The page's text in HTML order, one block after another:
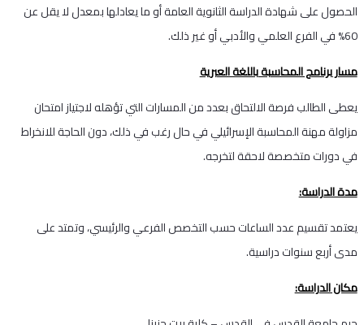
الحصول على شهادة الدراسة الثانوية العامة أو ما يعادلها بمعدل لا يقل عن
60% في الفرع العلمي والأدبي أو غير ذلك.
مسار برنامج المحاسبة باللغة العبرية
يعطى الطالب فرصة الالتحاق بعدد من المسارات التي تؤهله لاجتياز امتحان
مزاولة مهنة المحاسبة الإسرائيلي في حال رغب في ذلك، دون الحاجة للانخراط
في دورات متخصصة لاحقة لتخرجه.
مدة الدراسة:
يعتمد تقسيم عدد الساعات حسب التخصص الفرعي والرئيسي، وتمتد على
مدى أربع سنوات دراسية.
مكان الدراسة: